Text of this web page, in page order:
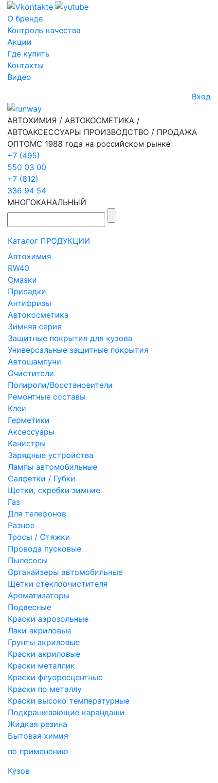
О бренде
Контроль качества
Акции
Где купить
Контакты
Видео
Вход
АВТОХИМИЯ / АВТОКОСМЕТИКА /
АВТОАКСЕССУАРЫ ПРОИЗВОДСТВО / ПРОДАЖА
ОПТОМС 1988 года на российском рынке
+7 (495)
550 03 00
+7 (812)
336 94 54
МНОГОКАНАЛЬНЫЙ
Каталог ПРОДУКЦИИ
Автохимия
RW40
Смазки
Присадки
Антифризы
Автокосметика
Зимняя серия
Защитные покрытия для кузова
Универсальные защитные покрытия
Автошампуни
Очистители
Полироли/Восстановители
Ремонтные составы
Клеи
Герметики
Аксессуары
Канистры
Зарядные устройства
Лампы автомобильные
Салфетки / Губки
Щетки, скребки зимние
Газ
Для телефонов
Разное
Тросы / Стяжки
Провода пусковые
Пылесосы
Органайзеры автомобильные
Щетки стеклоочистителя
Ароматизаторы
Подвесные
Краски аэрозольные
Лаки акриловые
Грунты акриловые
Краски акриловые
Краски металлик
Краски флуоресцентные
Краски по металлу
Краски высоко температурные
Подкрашивающие карандаши
Жидкая резина
Бытовая химия
по применению
Кузов